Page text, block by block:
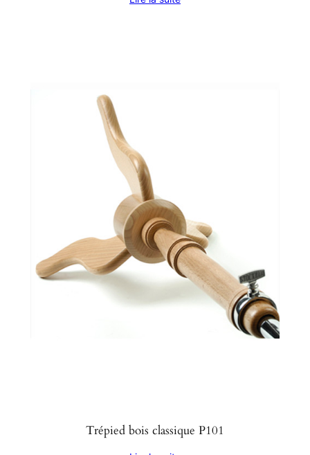
Trépied bois classique P101